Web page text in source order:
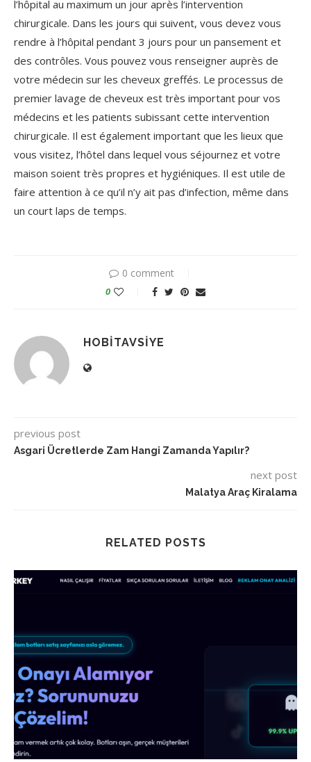
l’hôpital au maximum un jour après l’intervention
chirurgicale. Dans les jours qui suivent, vous devez vous
rendre à l’hôpital pendant 3 jours pour un pansement et
des contrôles. Vous pouvez vous renseigner auprès de
votre médecin sur les cheveux greffés. Le processus de
premier lavage de cheveux est très important pour vos
médecins et les patients subissant cette intervention
chirurgicale. Il est également important que les lieux que
vous visitez, l’hôtel dans lequel vous séjournez et votre
maison soient très propres et hygiéniques. Il est utile de
faire attention à ce qu’il n’y ait pas d’infection, même dans
un court laps de temps.
0 comment
0
HOBITAVSIYE
previous post
Asgari Ücretlerde Zam Hangi Zamanda Yapılır?
next post
Malatya Araç Kiralama
RELATED POSTS